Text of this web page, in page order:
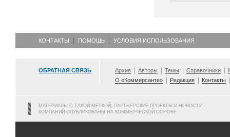
КОНТАКТЫ ПОМОЩЬ УСЛОВИЯ ИСПОЛЬЗОВАНИЯ
ОБРАТНАЯ СВЯЗЬ Архив Авторы Темы Справочники
О «Коммерсанте»
Редакция Контакты
МАТЕРИАЛЫ С ТАКОЙ МЕТКОЙ, ПАРТНЕРСКИЕ ПРОЕКТЫ И НОВОСТИ
КОМПАНИЙ ОПУБЛИКОВАНЫ НА КОММЕРЧЕСКОЙ ОСНОВЕ